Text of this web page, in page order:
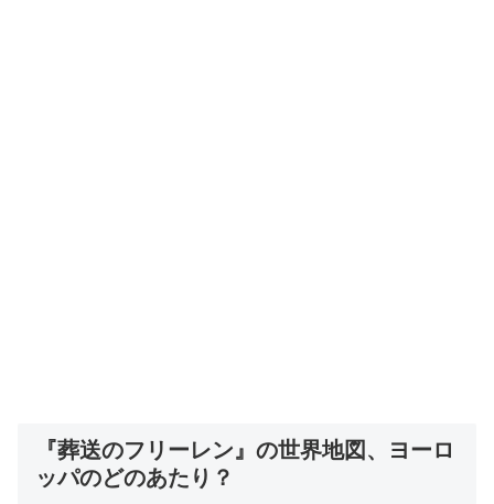
『葬送のフリーレン』の世界地図、ヨーロ
ッパのどのあたり？